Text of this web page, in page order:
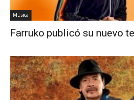
Música
Farruko publicó su nuevo